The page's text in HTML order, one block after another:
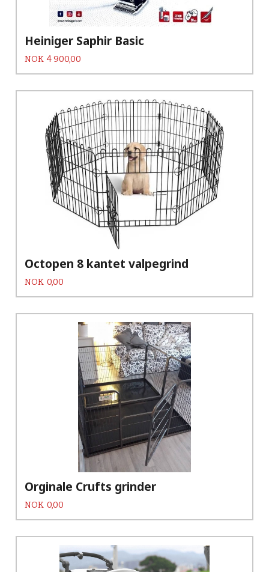
Heiniger Saphir Basic
Pris
NOK 4 900,00
Octopen 8 kantet valpegrind
Pris
NOK 0,00
Orginale Crufts grinder
Pris
NOK 0,00